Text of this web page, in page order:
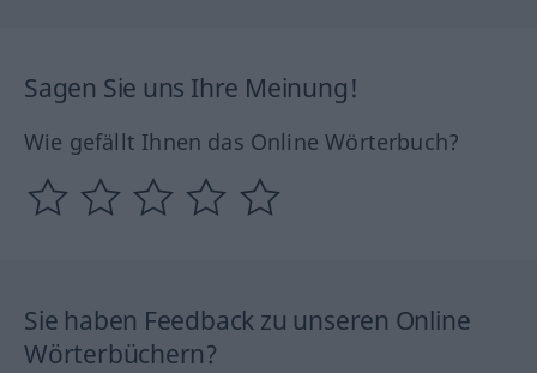
Sagen Sie uns Ihre Meinung!
Wie gefällt Ihnen das Online Wörterbuch?
Sie haben Feedback zu unseren Online
Wörterbüchern?